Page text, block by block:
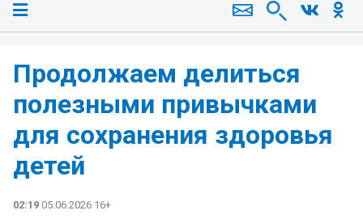
Продолжаем делиться
полезными привычками
для сохранения здоровья
детей
02:19 05.06.2026 16+